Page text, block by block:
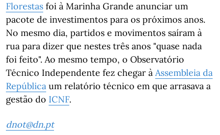
Florestas foi à Marinha Grande anunciar um
pacote de investimentos para os próximos anos.
No mesmo dia, partidos e movimentos saíram à
rua para dizer que nestes três anos "quase nada
foi feito". Ao mesmo tempo, o Observatório
Técnico Independente fez chegar à Assembleia da
República um relatório técnico em que arrasava a
gestão do ICNF.
dnot@dn.pt